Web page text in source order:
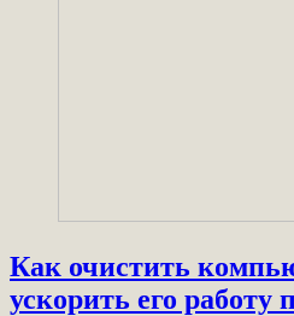
Как очистить
ускорить его работу